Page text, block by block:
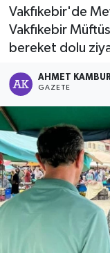
Vakfıkebir'de
Vakfıkebir
bereket dolu
AHMET
GAZETE